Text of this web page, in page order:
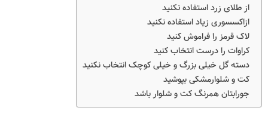
از طلای زرد استفاده نکنید
ازاکسسوری زیاد استفاده نکنید
لاک قرمز را فراموش کنید
کراوات را درست انتخاب کنید
دسته گل خیلی بزرگ و خیلی کوچک انتخاب نکنید
کت و شلوارمشکی بپوشید
جورابتان همرنگ کت و شلوار باشد